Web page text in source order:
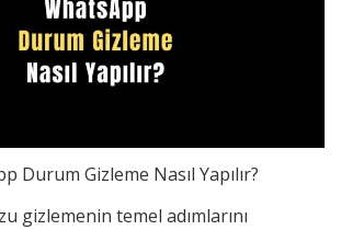
Durum Gizleme Nasıl Yapılır?
gizlemenin temel adımlarını